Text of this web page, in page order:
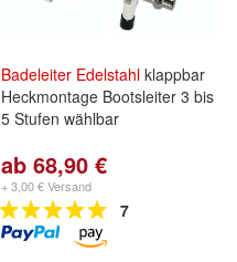
Badeleiter Edelstahl klappbar
Heckmontage Bootsleiter 3 bis
5 Stufen wählbar
ab 68,90 €
+ 3,00 € Versand
7